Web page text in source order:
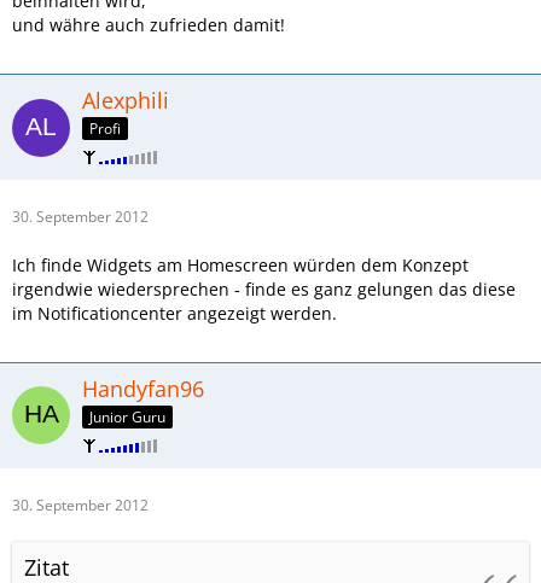
und währe auch zufrieden damit!
Alexphili
Profi
30. September 2012
Ich finde Widgets am Homescreen würden dem Konzept
irgendwie wiedersprechen - finde es ganz gelungen das diese
im Notificationcenter angezeigt werden.
Handyfan96
Junior Guru
30. September 2012
Zitat